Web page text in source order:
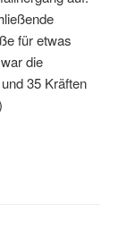
für etwas
die
35 Kräften